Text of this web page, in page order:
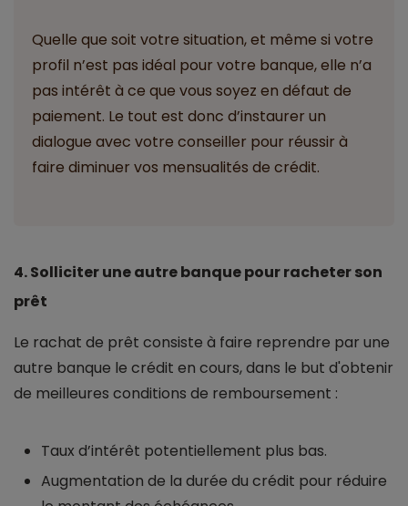
Quelle que soit votre situation, et même si votre
profil n’est pas idéal pour votre banque, elle n’a
pas intérêt à ce que vous soyez en défaut de
paiement. Le tout est donc d’instaurer un
dialogue avec votre conseiller pour réussir à
faire diminuer vos mensualités de crédit.
4. Solliciter une autre banque pour racheter son
prêt
Le rachat de prêt consiste à faire reprendre par une
autre banque le crédit en cours, dans le but d'obtenir
de meilleures conditions de remboursement :
Taux d’intérêt potentiellement plus bas.
Augmentation de la durée du crédit pour réduire